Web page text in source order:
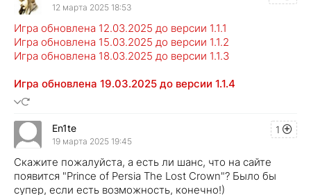
12 марта 2025 18:53
Игра обновлена 12.03.2025 до версии 1.1.1
Игра обновлена 15.03.2025 до версии 1.1.2
Игра обновлена 18.03.2025 до версии 1.1.3
Игра обновлена 19.03.2025 до версии 1.1.4
1
En1te
19 марта 2025 19:45
Скажите пожалуйста, а есть ли шанс, что на сайте
появится "Prince of Persia The Lost Crown"? Было бы
супер, если есть возможность, конечно!)